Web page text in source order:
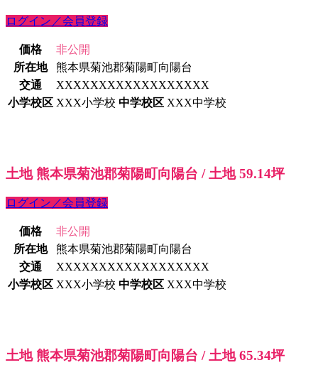
ログイン／会員登録
価格
非公開
所在地
熊本県菊池郡菊陽町向陽台
交通
XXXXXXXXXXXXXXXXXX
小学校区 XXX小学校 中学校区 XXX中学校
土地 熊本県菊池郡菊陽町向陽台 / 土地 59.14坪
ログイン／会員登録
価格
非公開
所在地
熊本県菊池郡菊陽町向陽台
交通
XXXXXXXXXXXXXXXXXX
小学校区 XXX小学校 中学校区 XXX中学校
土地 熊本県菊池郡菊陽町向陽台 / 土地 65.34坪